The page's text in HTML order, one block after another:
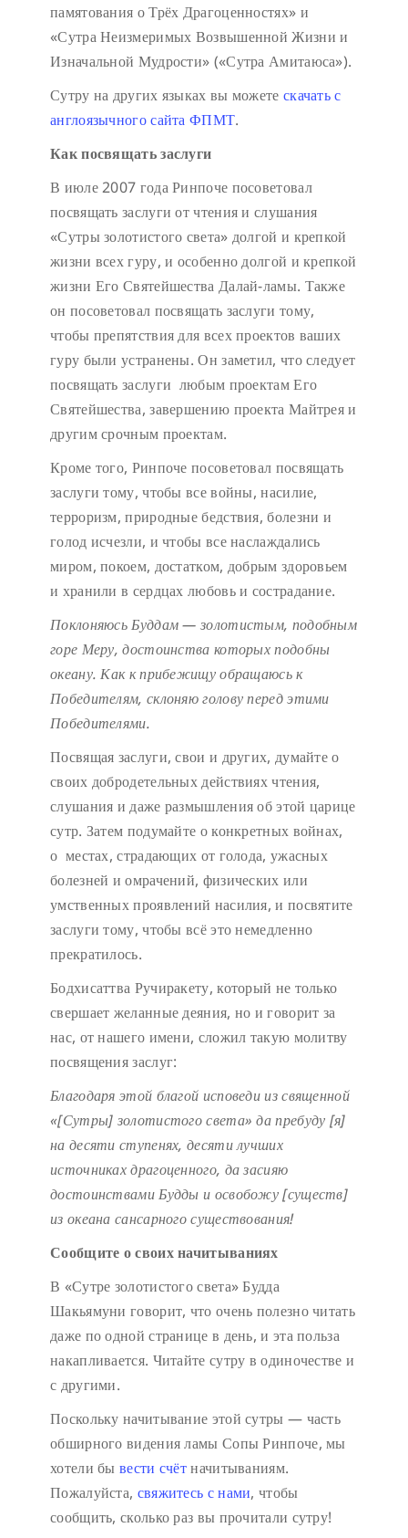
памятования о Трёх Драгоценностях» и
«Сутра Неизмеримых Возвышенной Жизни и
Изначальной Мудрости» («Сутра Амитаюса»).
Сутру на других языках вы можете скачать с
англоязычного сайта ФПМТ.
Как посвящать заслуги
В июле 2007 года Ринпоче посоветовал
посвящать заслуги от чтения и слушания
«Сутры золотистого света» долгой и крепкой
жизни всех гуру, и особенно долгой и крепкой
жизни Его Святейшества Далай-ламы. Также
он посоветовал посвящать заслуги тому,
чтобы препятствия для всех проектов ваших
гуру были устранены. Он заметил, что следует
посвящать заслуги любым проектам Его
Святейшества, завершению проекта Майтрея и
другим срочным проектам.
Кроме того, Ринпоче посоветовал посвящать
заслуги тому, чтобы все войны, насилие,
терроризм, природные бедствия, болезни и
голод исчезли, и чтобы все наслаждались
миром, покоем, достатком, добрым здоровьем
и хранили в сердцах любовь и сострадание.
Поклоняюсь Буддам — золотистым, подобным
горе Меру, достоинства которых подобны
океану. Как к прибежищу обращаюсь к
Победителям, склоняю голову перед этими
Победителями.
Посвящая заслуги, свои и других, думайте о
своих добродетельных действиях чтения,
слушания и даже размышления об этой царице
сутр. Затем подумайте о конкретных войнах,
о местах, страдающих от голода, ужасных
болезней и омрачений, физических или
умственных проявлений насилия, и посвятите
заслуги тому, чтобы всё это немедленно
прекратилось.
Бодхисаттва Ручиракету, который не только
свершает желанные деяния, но и говорит за
нас, от нашего имени, сложил такую молитву
посвящения заслуг:
Благодаря этой благой исповедииз священной
«[Сутры] золотистого света» да пребуду [я]
на десяти ступенях, десяти лучших
источниках драгоценного, да засияю
достоинствами Будды и освобожу [существ]
из океана сансарного существования!
Сообщите о своих начитываниях
В «Сутре золотистого света» Будда
Шакьямуни говорит, что очень полезно читать
даже по одной странице в день, и эта польза
накапливается. Читайте сутру в одиночестве и
с другими.
Поскольку начитывание этой сутры — часть
обширного видения ламы Сопы Ринпоче, мы
хотели бы вести счётначитываниям.
Пожалуйста, свяжитесь с нами, чтобы
сообщить, сколько раз вы прочитали сутру!